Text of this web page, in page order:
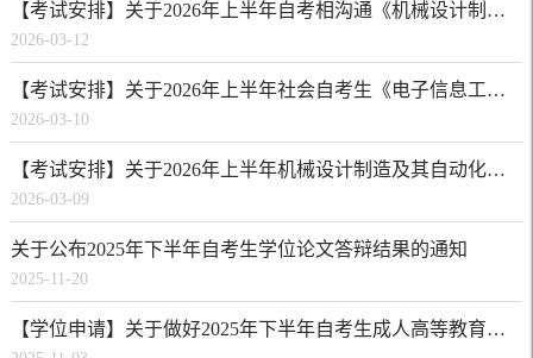
【考试安排】关于2026年上半年自考相沟通《机械设计制造及其自动化》和《学前教育》专业实践考核的通知
2026-03-12
【考试安排】关于2026年上半年社会自考生《电子信息工程》专业实践课程培训与考核安排的通知
2026-03-10
【考试安排】关于2026年上半年机械设计制造及其自动化（专升本）社会自考生实践考核培训与考试安排的通知
2026-03-09
关于公布2025年下半年自考生学位论文答辩结果的通知
2025-11-20
【学位申请】关于做好2025年下半年自考生成人高等教育学士学位申请的通知